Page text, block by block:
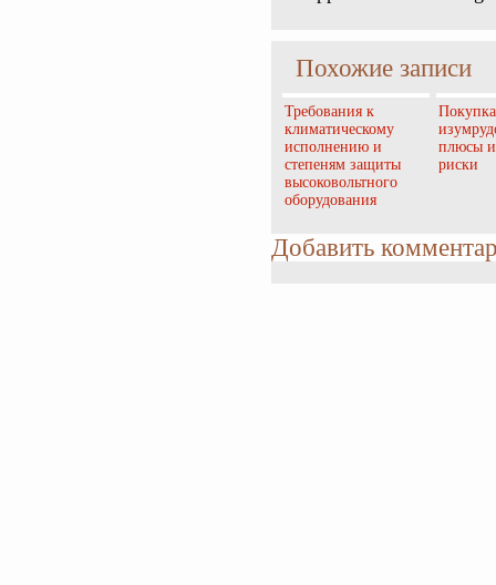
Похожие записи
Требования к
климатическому
исполнению и
степеням защиты
высоковольтного
оборудования
плюсы
риски
Добавить